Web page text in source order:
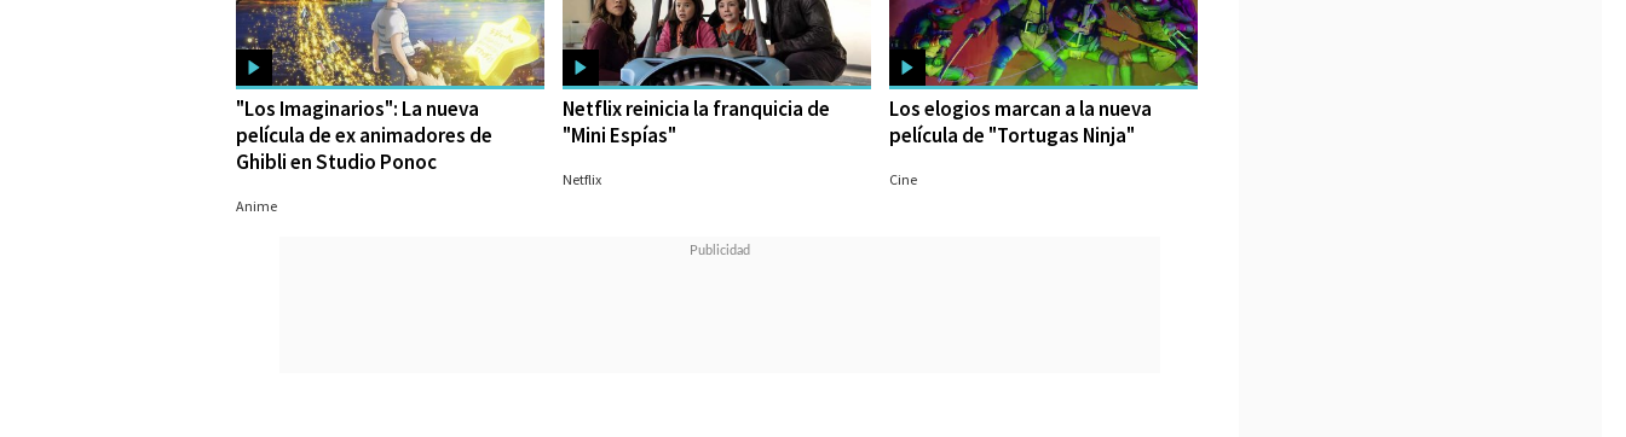
"Los Imaginarios": La nueva
película de ex animadores de
Ghibli en Studio Ponoc
Anime
Netflix reinicia la franquicia de
"Mini Espías"
Netflix
Los elogios marcan a la nueva
película de "Tortugas Ninja"
Cine